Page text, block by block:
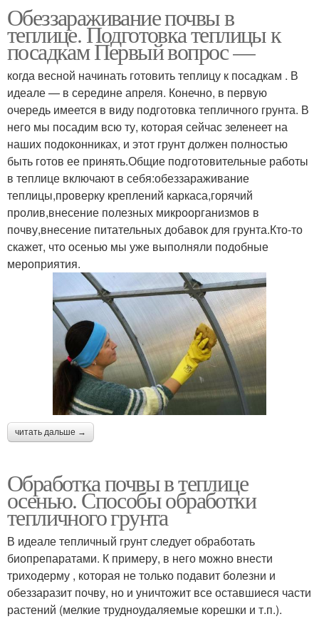
Обеззараживание почвы в
теплице. Подготовка теплицы к
посадкам Первый вопрос —
когда весной начинать готовить теплицу к посадкам . В
идеале — в середине апреля. Конечно, в первую
очередь имеется в виду подготовка тепличного грунта. В
него мы посадим всю ту, которая сейчас зеленеет на
наших подоконниках, и этот грунт должен полностью
быть готов ее принять.Общие подготовительные работы
в теплице включают в себя:обеззараживание
теплицы,проверку креплений каркаса,горячий
пролив,внесение полезных микроорганизмов в
почву,внесение питательных добавок для грунта.Кто-то
скажет, что осенью мы уже выполняли подобные
мероприятия.
читать дальше →
Обработка почвы в теплице
осенью. Способы обработки
тепличного грунта
В идеале тепличный грунт следует обработать
биопрепаратами. К примеру, в него можно внести
триходерму , которая не только подавит болезни и
обеззаразит почву, но и уничтожит все оставшиеся части
растений (мелкие трудноудаляемые корешки и т.п.).